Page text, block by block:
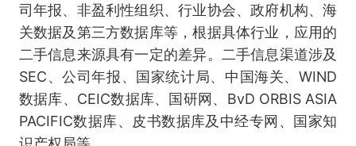
司年报、非盈利性组织、行业协会、政府机构、海
关数据及第三方数据库等，根据具体行业，应用的
二手信息来源具有一定的差异。二手信息渠道涉及
SEC、公司年报、国家统计局、中国海关、WIND
数据库、CEIC数据库、国研网、BvD ORBIS ASIA
PACIFIC数据库、皮书数据库及中经专网、国家知